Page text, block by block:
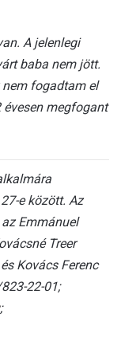
A jelenlegi
baba nem jött.
nem fogadtam el
évesen megfogant
e között. Az
Emmánuel
Treer
Kovács Ferenc
22-01;
;